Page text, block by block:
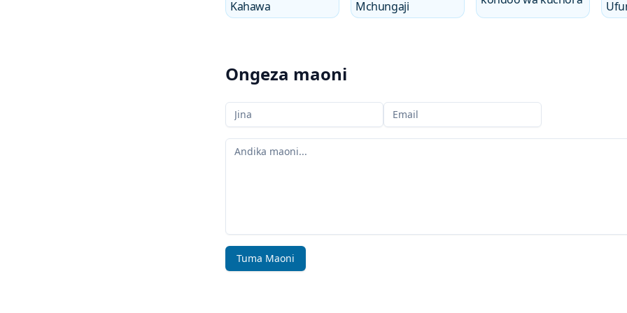
Kahawa Mchungaji
Ongeza maoni
Jina lako Barua pepe yako
Maoni yako
Tuma Maoni